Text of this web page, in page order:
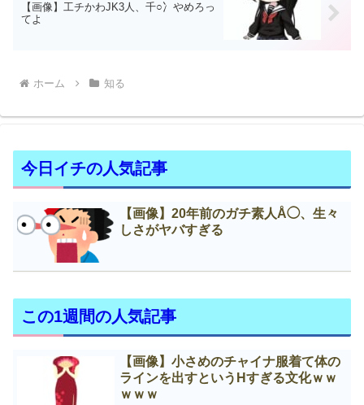
【画像】工チかわJK3人、千○冫やめろっ
てよ
ホーム 知る
今日イチの人気記事
【画像】20年前のガチ素人Å◯、生々
しさがヤバすぎる
この1週間の人気記事
【画像】小さめのチャイナ服着て体の
ラインを出すというНすぎる文化ｗｗ
ｗｗｗ